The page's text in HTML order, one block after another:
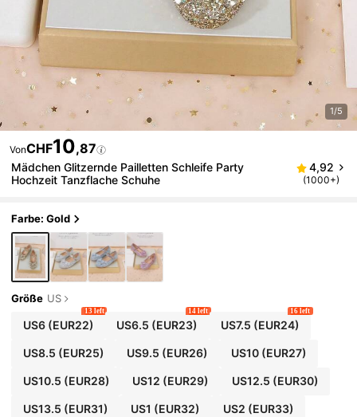
1/5
VonCHF10,87
Mädchen Glitzernde Pailletten Schleife Party
Hochzeit Tanzflache Schuhe
4,92
(1000+)
Farbe: Gold
Größe US
US6(EUR22)
13 left
US6.5 (EUR23)
14 left
US7.5 (EUR24)
16 left
US8.5 (EUR25) US9.5 (EUR26) US10(EUR27)
US10.5 (EUR28) US12 (EUR29) US12.5 (EUR30)
US13.5 (EUR31) US1 (EUR32) US2 (EUR33)